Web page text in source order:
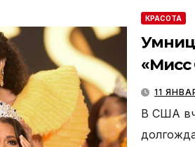
КРАСОТА
«Мисс
11
В США